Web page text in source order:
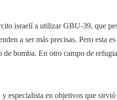
israelí a utilizar GBU-39, que
a ser más precisas. Pero esta
de bomba. En otro campo de
especialista en objetivos que sirvió